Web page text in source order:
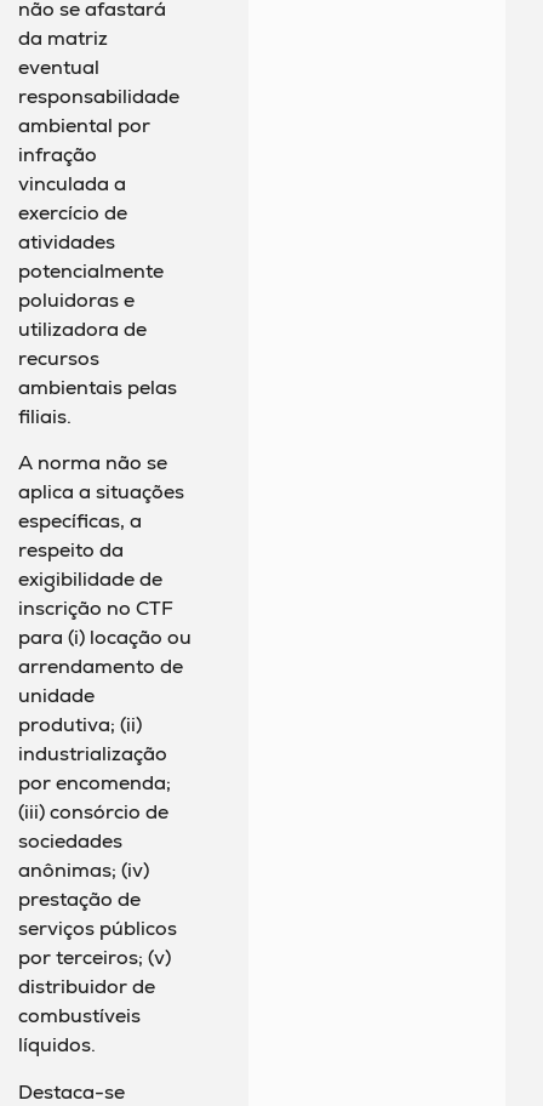
não se afastará
da matriz
eventual
responsabilidade
ambiental por
infração
vinculada a
exercício de
atividades
potencialmente
poluidoras e
utilizadora de
recursos
ambientais pelas
filiais.
A norma não se
aplica a situações
específicas, a
respeito da
exigibilidade de
inscrição no CTF
para (i) locação ou
arrendamento de
unidade
produtiva; (ii)
industrialização
por encomenda;
(iii) consórcio de
sociedades
anônimas; (iv)
prestação de
serviços públicos
por terceiros; (v)
distribuidor de
combustíveis
líquidos.
Destaca-se